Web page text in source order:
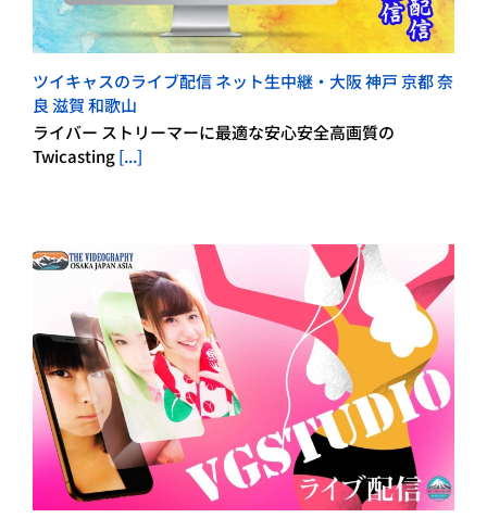
ツイキャスのライブ配信 ネット生中継・大阪 神戸 京都 奈
良 滋賀 和歌山
ライバー ストリーマーに最適な安心安全高画質の
Twicasting[...]